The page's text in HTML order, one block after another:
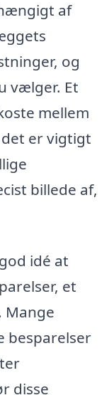
af
og
vælger. Et
mellem
det er vigtigt
billede af,
idé at
et
besparelser
disse